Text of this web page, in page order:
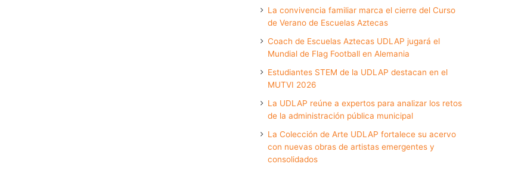
La convivencia familiar marca el cierre del Curso
de Verano de Escuelas Aztecas
Coach de Escuelas Aztecas UDLAP jugará el
Mundial de Flag Football en Alemania
Estudiantes STEM de la UDLAP destacan en el
MUTVI 2026
La UDLAP reúne a expertos para analizar los retos
de la administración pública municipal
La Colección de Arte UDLAP fortalece su acervo
con nuevas obras de artistas emergentes y
consolidados